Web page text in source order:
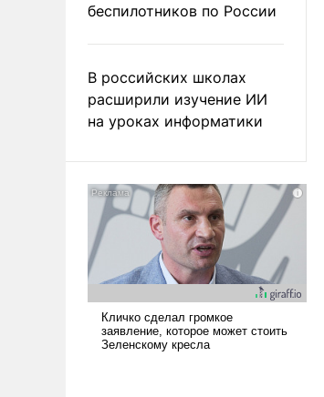
беспилотников по России
В российских школах
расширили изучение ИИ
на уроках информатики